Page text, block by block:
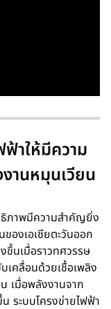
ฟ้าให้มีความ
านหมุนเวียน
ธิภาพมีความสำคัญยิ่ง
องเอเชียตะวันออก
ขึ้นเมื่อราวทศวรรษ
เคลื่อนด้วยเชื้อเพลิง
เมื่อพลังงานจาก
ระบบโครงข่ายไฟฟ้า